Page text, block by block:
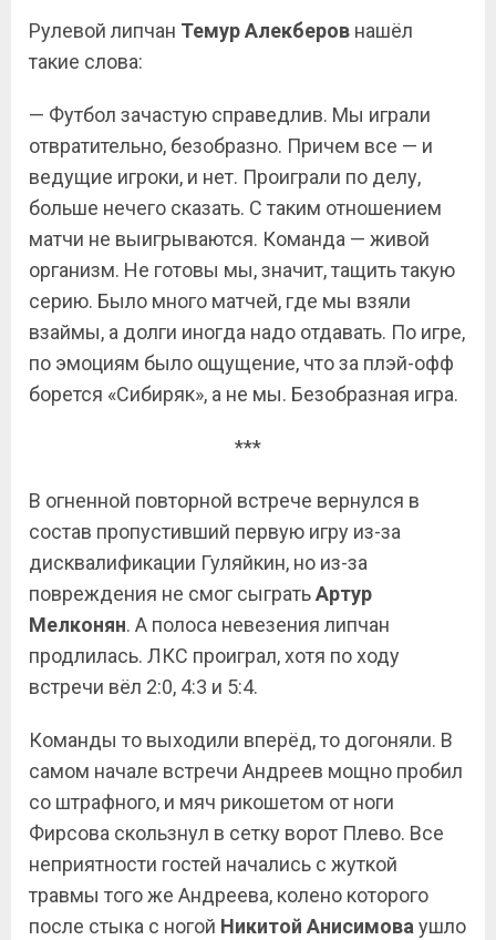
Рулевой липчан Темур Алекберов нашёл
такие слова:
— Футбол зачастую справедлив. Мы играли
отвратительно, безобразно. Причем все — и
ведущие игроки, и нет. Проиграли по делу,
больше нечего сказать. С таким отношением
матчи не выигрываются. Команда — живой
организм. Не готовы мы, значит, тащить такую
серию. Было много матчей, где мы взяли
взаймы, а долги иногда надо отдавать. По игре,
по эмоциям было ощущение, что за плэй-офф
борется «Сибиряк», а не мы. Безобразная игра.
***
В огненной повторной встрече вернулся в
состав пропустивший первую игру из-за
дисквалификации Гуляйкин, но из-за
повреждения не смог сыгратьАртур
Мелконян. А полоса невезения липчан
продлилась. ЛКС проиграл, хотя по ходу
встречи вёл 2:0, 4:3 и 5:4.
Команды то выходили вперёд, то догоняли. В
самом начале встречи Андреев мощно пробил
со штрафного, и мяч рикошетом от ноги
Фирсова скользнул в сетку ворот Плево. Все
неприятности гостей начались с жуткой
травмы того же Андреева, колено которого
после стыка с ногой Никитой Анисимова ушло